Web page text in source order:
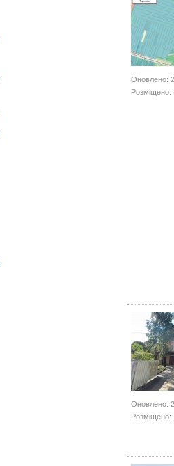
Оновлено:
Розміщено:
Оновлено:
Розміщено: